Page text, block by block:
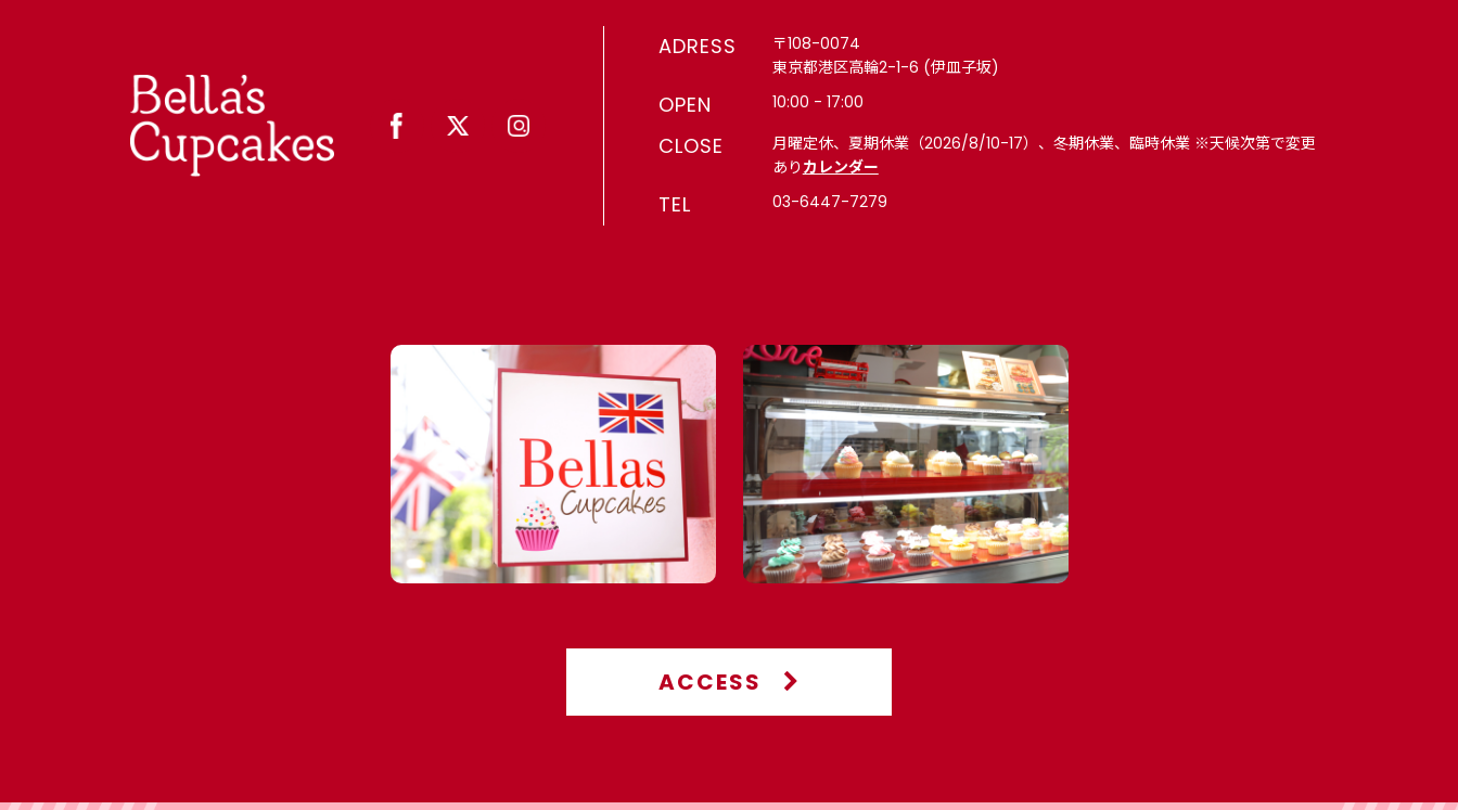
ADRESS
〒108-0074
東京都港区高輪2-1-6 (伊皿子坂)
OPEN 10:00 - 17:00
CLOSE
月曜定休、夏期休業（2026/8/10-17）、冬期休業、臨時休業 ※天候次第で変更
あり カレンダー
TEL 03-6447-7279
ACCESS